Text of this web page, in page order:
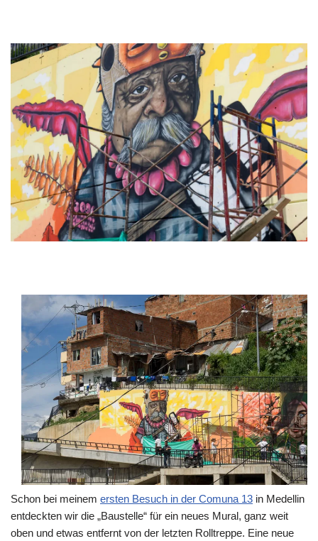
Schon bei meinem ersten Besuch in der Comuna 13 in Medellin
entdeckten wir die „Baustelle“ für ein neues Mural, ganz weit
oben und etwas entfernt von der letzten Rolltreppe. Eine neue